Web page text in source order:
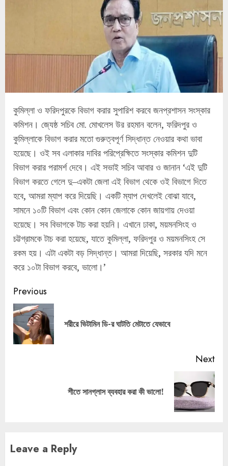
কুমিল্লা ও ফরিদপুরকে বিভাগ করার সুপারিশ করবে জনপ্রশাসন সংস্কার
কমিশন। জ্যেষ্ঠ সচিব মো. মোখলেস উর রহমান বলেন, ফরিদপুর ও
কুমিল্লাকে বিভাগ করার মতো গুরুত্বপূর্ণ সিদ্ধান্ত নেওয়ার কথা ভাবা
হয়েছে। ওই সব এলাকার দাবির পরিপ্রেক্ষিতে সংস্কার কমিশন দুটি
বিভাগ করার পরামর্শ দেবে। এই সভাই সচিব আবার ও জানান ‘এই দুটি
বিভাগ করতে গেলে দু–একটা জেলা এই বিভাগ থেকে ওই বিভাগে দিতে
হবে, আমরা ম্যাপ করে দিয়েছি। একটি ম্যাপ দেখলেই বোঝা যাবে,
সামনে ১০টি বিভাগ এবং কোন কোন জেলাকে কোন জায়গায় দেওয়া
হয়েছে। সব বিভাগকে টাচ করা হয়নি। এখানে ঢাকা, ময়মনসিংহ ও
চট্টগ্রামকে টাচ করা হয়েছে, যাতে কুমিল্লা, ফরিদপুর ও ময়মনসিংহ সে
রকম হয়। এটা একটা বড় সিদ্ধান্ত। আমরা দিয়েছি, সরকার যদি মনে
করে ১০টা বিভাগ করবে, ভালো।’
Continue
Reading
Previous
শরীরে ভিটামিন ডি-র ঘাটতি মেটাতে যেভাবে
Next
শীতে সানগ্লাস ব্যবহার করা কী ভালো!
Leave a Reply